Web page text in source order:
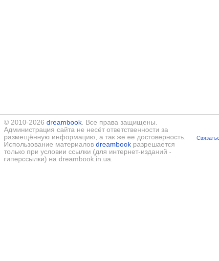
© 2010-2026 dreambook. Все права защищены.
Администрация сайта не несёт ответственности за
размещённую информацию, а так же ее достоверность.
Использование материалов dreambook разрешается
только при условии ссылки (для интернет-изданий -
гиперссылки) на dreambook.in.ua.